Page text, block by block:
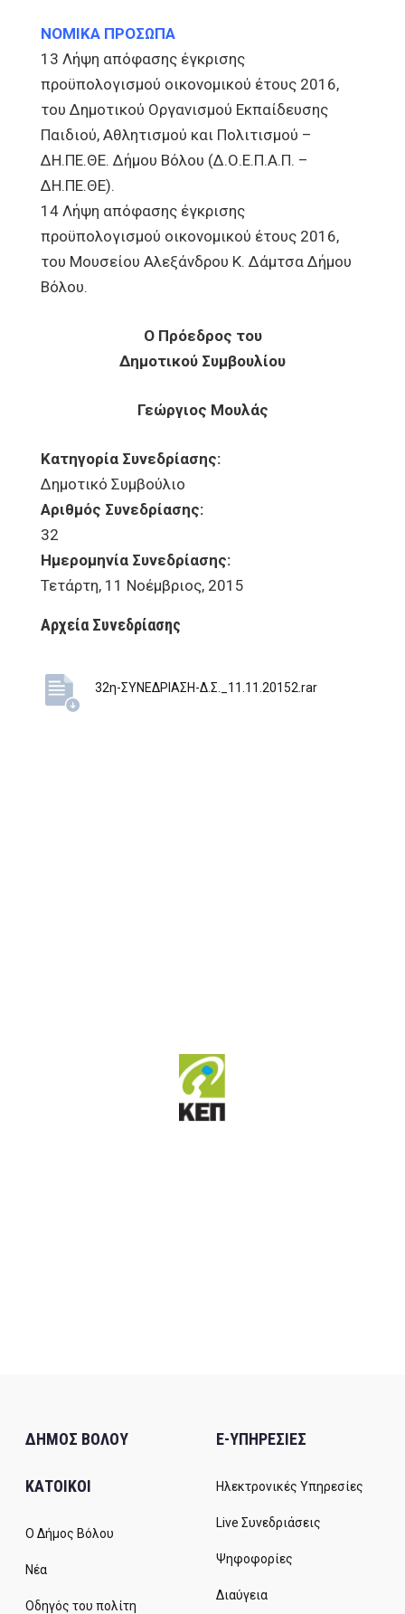
ΝΟΜΙΚΑ ΠΡΟΣΩΠΑ
13 Λήψη απόφασης έγκρισης
προϋπολογισμού οικονομικού έτους 2016,
του Δημοτικού Οργανισμού Εκπαίδευσης
Παιδιού, Αθλητισμού και Πολιτισμού –
ΔΗ.ΠΕ.ΘΕ. Δήμου Βόλου (Δ.Ο.Ε.Π.Α.Π. –
ΔΗ.ΠΕ.ΘΕ).
14 Λήψη απόφασης έγκρισης
προϋπολογισμού οικονομικού έτους 2016,
του Μουσείου Αλεξάνδρου Κ. Δάμτσα Δήμου
Βόλου.
Ο Πρόεδρος του
Δημοτικού Συμβουλίου
Γεώργιος Μουλάς
Κατηγορία Συνεδρίασης:
Δημοτικό Συμβούλιο
Αριθμός Συνεδρίασης:
32
Ημερομηνία Συνεδρίασης:
Τετάρτη, 11 Νοέμβριος, 2015
Αρχεία Συνεδρίασης
32η-ΣΥΝΕΔΡΙΑΣΗ-Δ.Σ._11.11.20152.rar
ΔΗΜΟΣ ΒΟΛΟΥ
ΚΑΤΟΙΚΟΙ
Ο Δήμος Βόλου
Νέα
Οδηγός του πολίτη
E-ΥΠΗΡΕΣΙΕΣ
Ηλεκτρονικές Υπηρεσίες
Live Συνεδριάσεις
Ψηφοφορίες
Διαύγεια